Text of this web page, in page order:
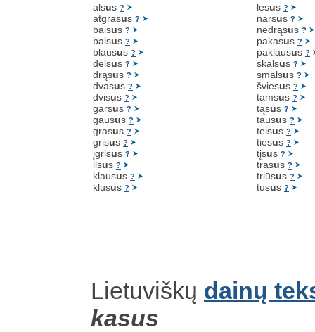
alsus ?
atgrasus ?
baisus ?
balsus ?
blausus ?
delsus ?
drąsus ?
dvasus ?
dvisus ?
garsus ?
gausus ?
grasus ?
grisus ?
įgrisus ?
ilsus ?
klausus ?
klusus ?
lesus ?
narsus ?
nedrąsus ?
pakasus ?
paklausus ?
skalsus ?
smalsus ?
šviesus ?
tamsus ?
tąsus ?
tausus ?
teisus ?
tiesus ?
tįsus ?
trasus ?
triūsus ?
tusus ?
Lietuviškų dainų
kasus